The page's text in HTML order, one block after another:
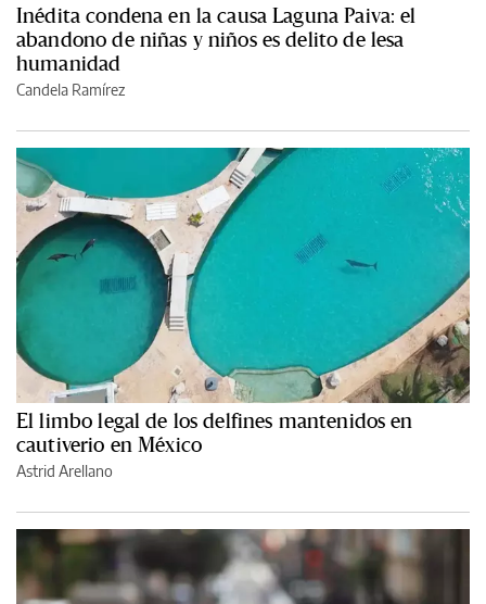
Inédita condena en la causa Laguna Paiva: el
abandono de niñas y niños es delito de lesa
humanidad
Candela Ramírez
El limbo legal de los delfines mantenidos en
cautiverio en México
Astrid Arellano